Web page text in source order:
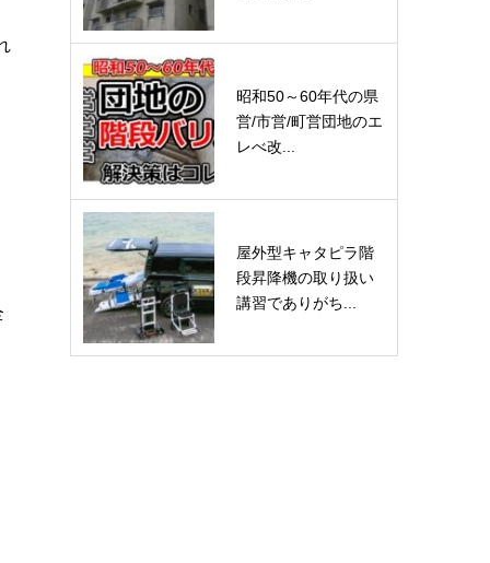
昭和50～60年代の県
営/市営/町営団地のエ
レべ改...
屋外型キャタピラ階
段昇降機の取り扱い
講習でありがち...